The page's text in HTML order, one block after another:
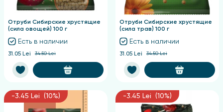
Отруби Сибирские хрустящие
(сила овощей) 100 г
Есть в наличии
31.05 Lei 34.50 Lei
Отруби Сибирские хрустящие
(сила трав) 100 г
Есть в наличии
31.05 Lei 34.50 Lei
-3.45 Lei (10%) -3.45 Lei (10%)